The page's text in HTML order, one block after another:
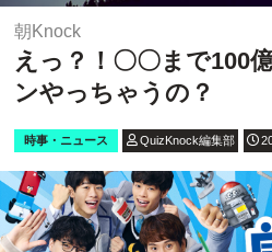
朝Knock
えっ？！〇〇まで100
ンやっちゃうの？
時事・ニュース QuizKnock編集部